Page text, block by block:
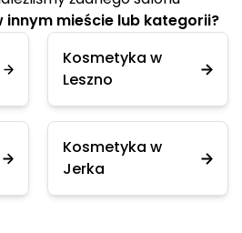
innym mieście lub kategorii?
Kosmetyka w
Leszno
Kosmetyka w
Jerka